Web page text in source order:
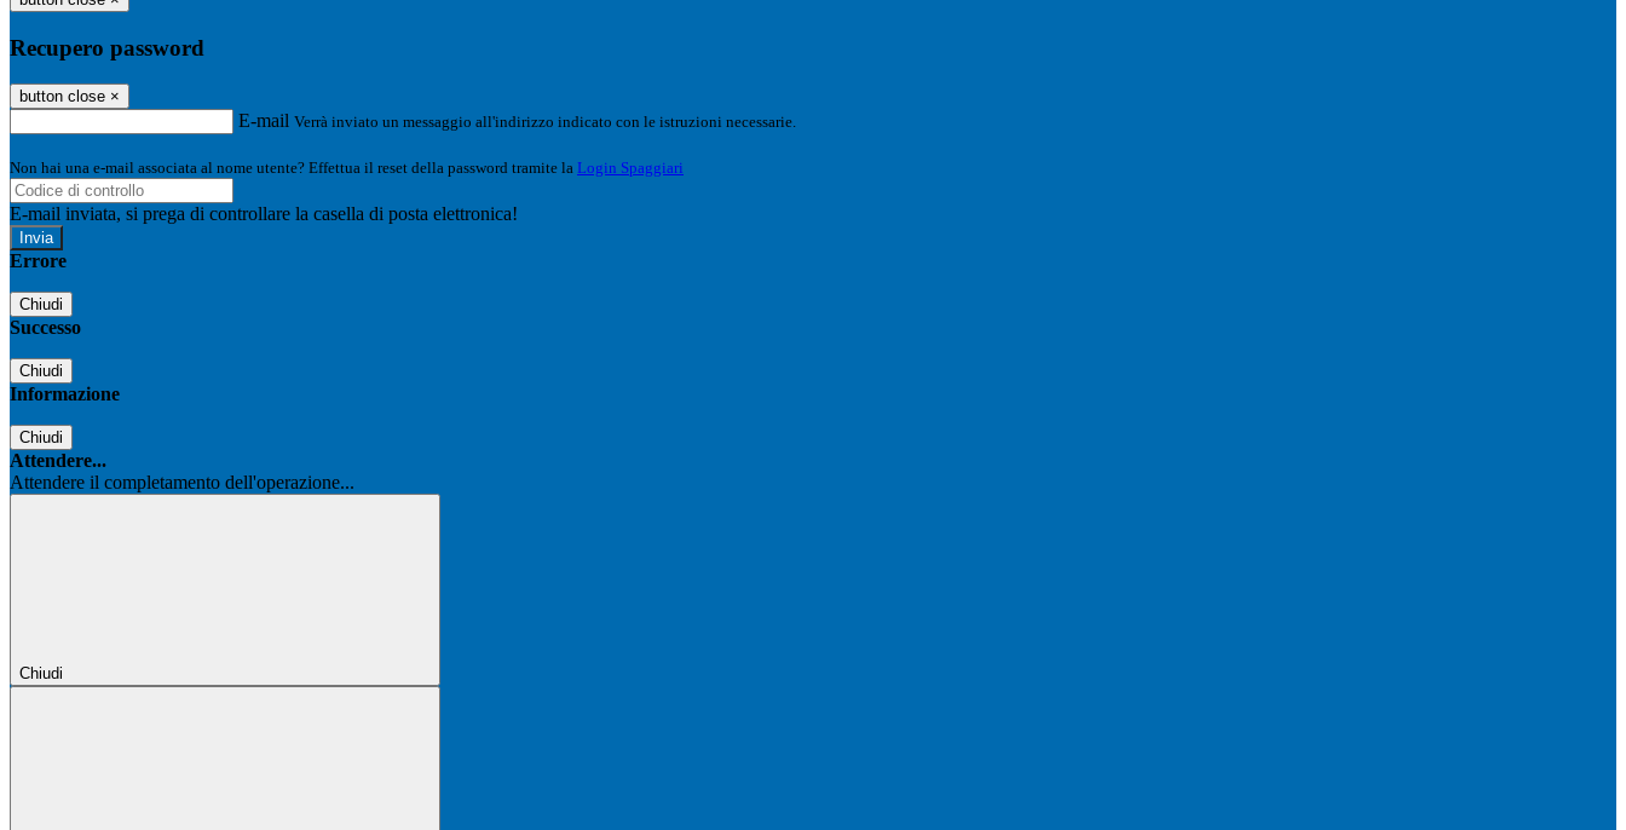
Recupero password
button close ×
E-mail Verrà inviato un messaggio all'indirizzo indicato con le istruzioni necessarie.
Non hai una e-mail associata al nome utente? Effettua il reset della password tramite la Login Spaggiari
E-mail inviata, si prega di controllare la casella di posta elettronica!
Errore
Chiudi
Successo
Chiudi
Informazione
Chiudi
Attendere...
Attendere il completamento dell'operazione...
Chiudi